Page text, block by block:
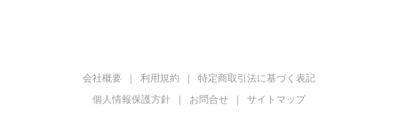
会社概要 利用規約
特定商取引法に基づく表記
個人情報保護方針
お問合せ サイトマップ